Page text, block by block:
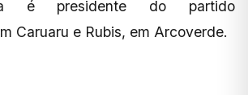
é presidente do partido
Caruaru e Rubis, em Arcoverde.